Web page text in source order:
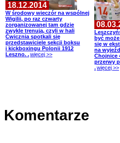
18.12.2014
W środowy wieczór na wspólnej
Wigilii, po raz czwarty
zorganizowanej tam gdzie
zwykle trenują, czyli w hali
Ćwicznia spotkali się
przedstawiciele sekcji boksu
i kickboxingu Polonii 1912
Leszno. .więcej >>
być
się w
na
Chojnice
przerwy
.więcej >>
Komentarze